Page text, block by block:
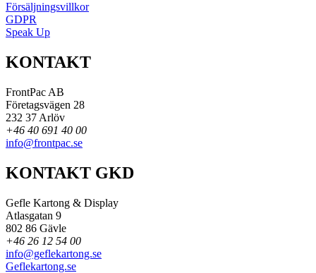
Försäljningsvillkor
GDPR
Speak Up
KONTAKT
FrontPac AB
Företagsvägen 28
232 37 Arlöv
+46 40 691 40 00
info@frontpac.se
KONTAKT GKD
Gefle Kartong & Display
Atlasgatan 9
802 86 Gävle
+46 26 12 54 00
info@geflekartong.se
Geflekartong.se